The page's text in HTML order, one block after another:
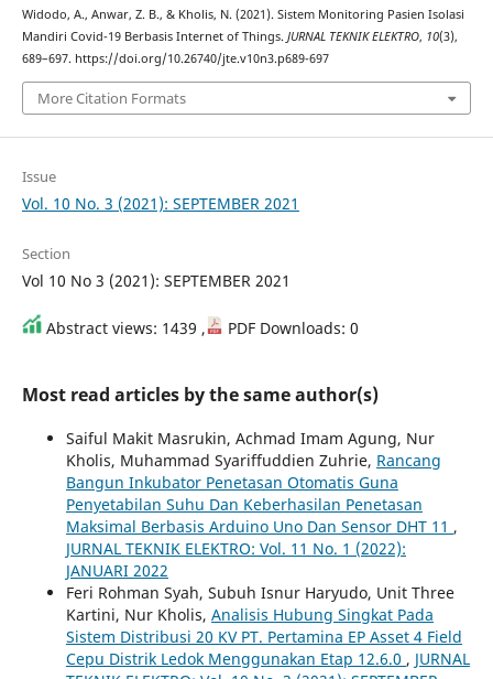
Widodo, A., Anwar, Z. B., & Kholis, N. (2021). Sistem Monitoring Pasien Isolasi
Mandiri Covid-19 Berbasis Internet of Things. JURNAL TEKNIK ELEKTRO, 10(3),
689–697. https://doi.org/10.26740/jte.v10n3.p689-697
More Citation Formats
Issue
Vol. 10 No. 3 (2021): SEPTEMBER 2021
Section
Vol 10 No 3 (2021): SEPTEMBER 2021
Abstract views: 1439 , PDF Downloads: 0
Most read articles by the same author(s)
Saiful Makit Masrukin, Achmad Imam Agung, Nur
Kholis, Muhammad Syariffuddien Zuhrie, Rancang
Bangun Inkubator Penetasan Otomatis Guna
Penyetabilan Suhu Dan Keberhasilan Penetasan
Maksimal Berbasis Arduino Uno Dan Sensor DHT 11 ,
JURNAL TEKNIK ELEKTRO: Vol. 11 No. 1 (2022):
JANUARI 2022
Feri Rohman Syah, Subuh Isnur Haryudo, Unit Three
Kartini, Nur Kholis, Analisis Hubung Singkat Pada
Sistem Distribusi 20 KV PT. Pertamina EP Asset 4 Field
Cepu Distrik Ledok Menggunakan Etap 12.6.0 , JURNAL